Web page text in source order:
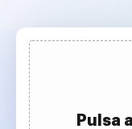
Pulsa